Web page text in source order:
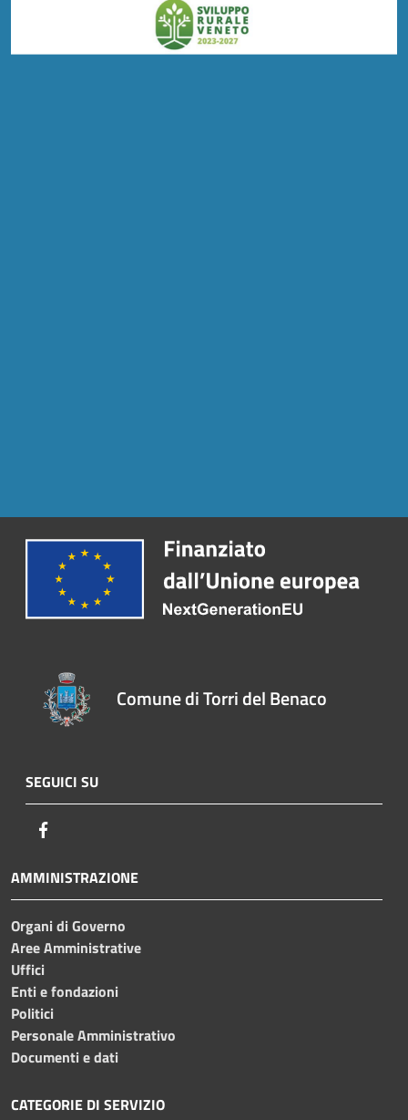
Comune di Torri del Benaco
SEGUICI SU
AMMINISTRAZIONE
Organi di Governo
Aree Amministrative
Uffici
Enti e fondazioni
Politici
Personale Amministrativo
Documenti e dati
CATEGORIE DI SERVIZIO